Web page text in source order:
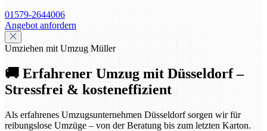
01579-2644006
Angebot anfordern
Umziehen mit Umzug Müller
🚚 Erfahrener Umzug mit Düsseldorf –
Stressfrei & kosteneffizient
Als erfahrenes Umzugsunternehmen Düsseldorf sorgen wir für
reibungslose Umzüge – von der Beratung bis zum letzten Karton.